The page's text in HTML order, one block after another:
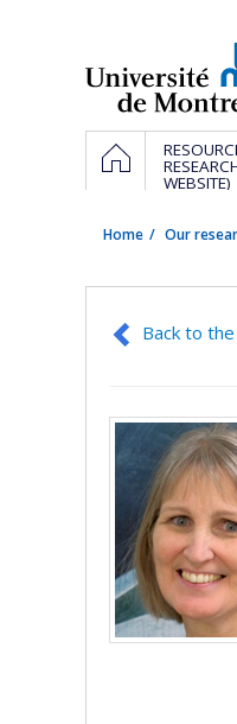
Navigation
principale
HOME
WEBSITE)
Home Our
Back to